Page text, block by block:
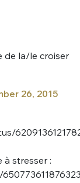
de la/le croiser
26, 2015
stresser :